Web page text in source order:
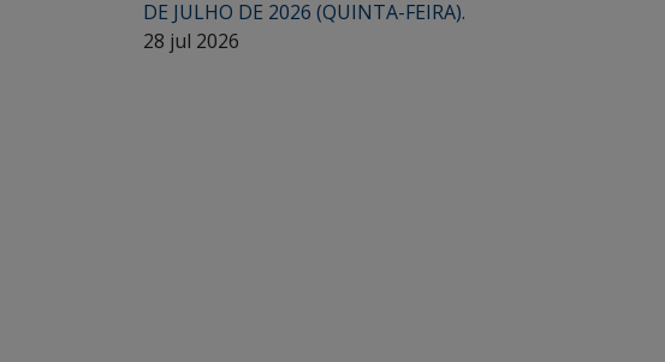
DE JULHO DE 2026 (QUINTA-FEIRA).
28 jul 2026